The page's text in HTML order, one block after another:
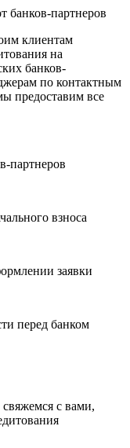
банков-партнеров
клиентам
на
банков-
по контактным
предоставим все
партнеров
взноса
заявки
перед банком
с вами,